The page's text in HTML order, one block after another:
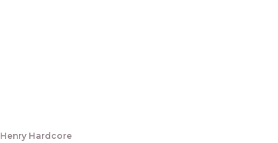
Henry Hardcore